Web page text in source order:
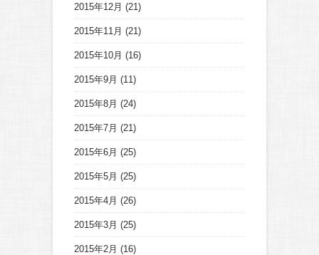
2015年12月 (21)
2015年11月 (21)
2015年10月 (16)
2015年9月 (11)
2015年8月 (24)
2015年7月 (21)
2015年6月 (25)
2015年5月 (25)
2015年4月 (26)
2015年3月 (25)
2015年2月 (16)